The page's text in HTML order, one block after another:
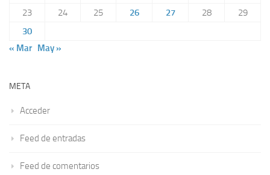
23
24 25 26 27 28
29
30
« Mar May »
META
Acceder
Feed de entradas
Feed de comentarios